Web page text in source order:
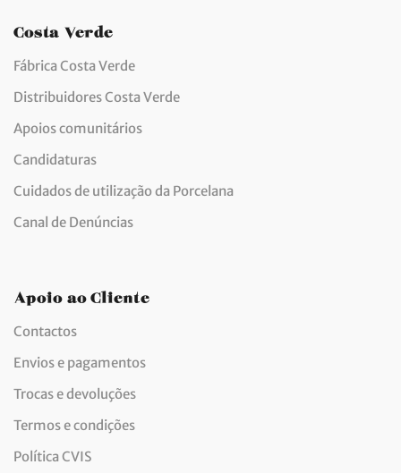
Costa Verde
Fábrica Costa Verde
Distribuidores Costa Verde
Apoios comunitários
Candidaturas
Cuidados de utilização da Porcelana
Canal de Denúncias
Apoio ao Cliente
Contactos
Envios e pagamentos
Trocas e devoluções
Termos e condições
Política CVIS